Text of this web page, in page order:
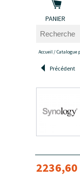
PANIER
Accueil/Catalogue
Précédent
2236,60